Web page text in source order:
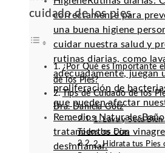
correctamente para
una buena higiene
cuidar nuestra salud y
rutinas diarias, como
adecuadamente, juegan
proliferación de
que pueden afectar
Remedios Naturales
tratamientos con
desinflamar.
cuidado de los pies
¿Por Qué es Importante
de los Pies?
Tips de Cuidado de los
Dra. Daniela Götz
1. Lava y Seca
Todos los Días
2. Hidrata tus Pies